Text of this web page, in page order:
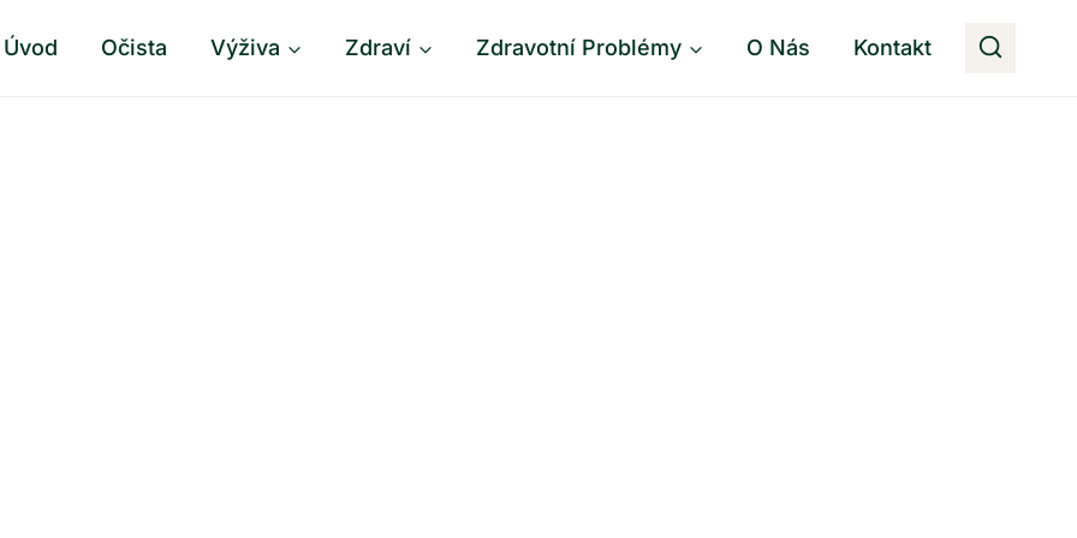
Úvod Očista Výživa Zdraví Zdravotní Problémy O Nás Kontakt